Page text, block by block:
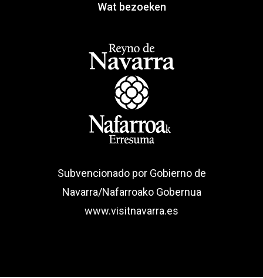
Wat bezoeken
Subvencionado por Gobierno de
Navarra/Nafarroako Gobernua
www.visitnavarra.es